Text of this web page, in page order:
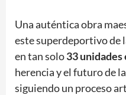
Una auténtica obra
este superdeportivo de
en tan solo33 unidades
herencia y el futuro de
siguiendo un proceso